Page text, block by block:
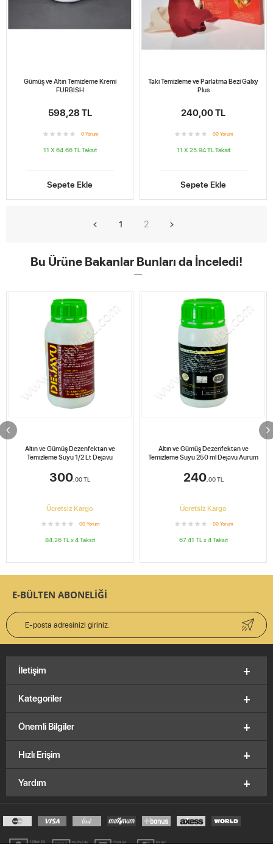
Gümüş ve Altın Temizleme Kremi
FURBISH
598,28 TL
0 Yorum
11 X 64.66 TL Taksit
Sepete Ekle
Takı Temizleme ve Parlatma Bezi Galxy
Plus
240,00 TL
00 Yorum
11 X 25.94 TL Taksit
Sepete Ekle
1 2
Bu Ürüne Bakanlar Bunları da İnceledi!
Altın ve Gümüş Dezenfektan ve
Temizleme Suyu 1/2 Lt Dejavu
300,00TL
Ücretsiz Kargo
00 Yorum
84.26TL x4Taksit
Altın ve Gümüş Dezenfektan ve
Temizleme Suyu 250 ml Dejavu Aurum
240,00TL
Ücretsiz Kargo
00 Yorum
67.41 TL x4Taksit
E-BÜLTEN ABONELİĞİ
Kategoriler
Önemli Bilgiler
Hızlı Erişim
Yardım
İletişim